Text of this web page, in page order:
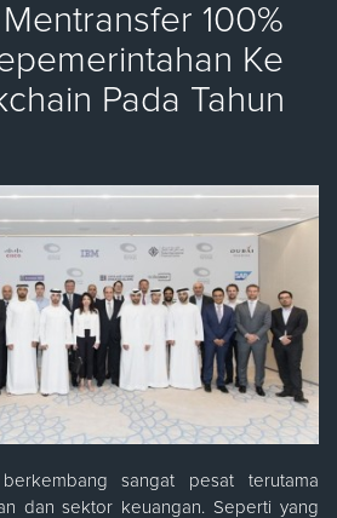
100%
Ke
Pada Tahun
sangat pesat terutama
dan sektor keuangan. Seperti yang